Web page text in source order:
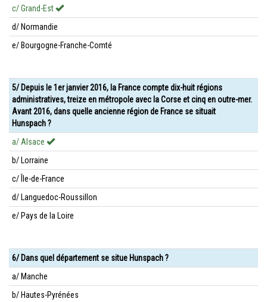
c/ Grand-Est
d/ Normandie
e/ Bourgogne-Franche-Comté
5/ Depuis le 1er janvier 2016, la France compte dix-huit régions
administratives, treize en métropole avec la Corse et cinq en outre-mer.
Avant 2016, dans quelle ancienne région de France se situait
Hunspach ?
a/ Alsace
b/ Lorraine
c/ Île-de-France
d/ Languedoc-Roussillon
e/ Pays de la Loire
6/ Dans quel département se situe Hunspach ?
a/ Manche
b/ Hautes-Pyrénées